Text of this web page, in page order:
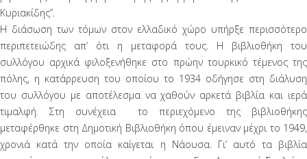
Κυριακίδης”.
Η διάσωση των τόμων στον ελλαδικό χώρο υπήρξε περισσότερο
περιπετειώδης απ’ ότι η μεταφορά τους. Η βιβλιοθήκη του
συλλόγου αρχικά φιλοξενήθηκε στο πρώην τουρκικό τέμενος της
πόλης, η κατάρρευση του οποίου το 1934 οδήγησε στη διάλυση
του συλλόγου με αποτέλεσμα να χαθούν αρκετά βιβλία και ιερά
τιμαλφή. Στη συνέχεια το περιεχόμενο της βιβλιοθήκης
μεταφέρθηκε στη Δημοτική Βιβλιοθήκη όπου έμειναν μέχρι το 1949,
χρονιά κατά την οποία καίγεται η Νάουσα. Γι’ αυτό τα βιβλία